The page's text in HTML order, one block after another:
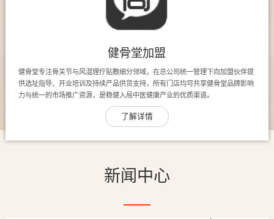
健骨堂加盟
健骨堂专注骨关节与风湿理疗贴敷细分领域，在总公司统一管理下向加盟伙伴提
供选址指导、开业培训及持续产品供货支持，所有门店均可共享健骨堂品牌影响
力与统一的市场推广资源，是稳健入局中医健康产业的优质渠道。
了解详情
新闻中心